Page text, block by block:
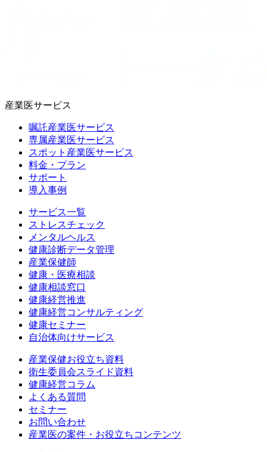
産業医サービス
嘱託産業医サービス
専属産業医サービス
スポット産業医サービス
料金・プラン
サポート
導入事例
サービス一覧
ストレスチェック
メンタルヘルス
健康診断データ管理
産業保健師
健康・医療相談
健康相談窓口
健康経営推進
健康経営コンサルティング
健康セミナー
自治体向けサービス
産業保健お役立ち資料
衛生委員会スライド資料
健康経営コラム
よくある質問
セミナー
お問い合わせ
産業医の案件・お役立ちコンテンツ